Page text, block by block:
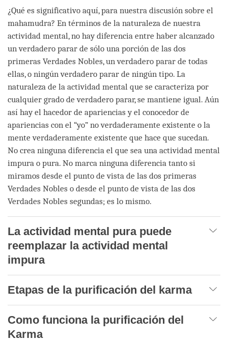
¿Qué es significativo aquí, para nuestra discusión sobre el
mahamudra? En términos de la naturaleza de nuestra
actividad mental, no hay diferencia entre haber alcanzado
un verdadero parar de sólo una porción de las dos
primeras Verdades Nobles, un verdadero parar de todas
ellas, o ningún verdadero parar de ningún tipo. La
naturaleza de la actividad mental que se caracteriza por
cualquier grado de verdadero parar, se mantiene igual. Aún
así hay el hacedor de apariencias y el conocedor de
apariencias con el “yo” no verdaderamente existente o la
mente verdaderamente existente que hace que sucedan.
No crea ninguna diferencia el que sea una actividad mental
impura o pura. No marca ninguna diferencia tanto si
miramos desde el punto de vista de las dos primeras
Verdades Nobles o desde el punto de vista de las dos
Verdades Nobles segundas; es lo mismo.
La actividad mental pura puede
reemplazar la actividad mental
impura
Etapas de la purificación del karma
Como funciona la purificación del
Karma